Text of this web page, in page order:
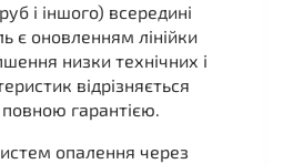
і іншого) всередині
є оновленням лінійки
низки технічних і
відрізняється
гарантією.
опалення через